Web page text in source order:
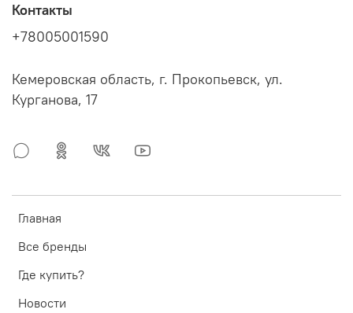
Главная
Все бренды
Где купить?
Новости
Контакты
+78005001590
Кемеровская область, г. Прокопьевск, ул.
Курганова, 17